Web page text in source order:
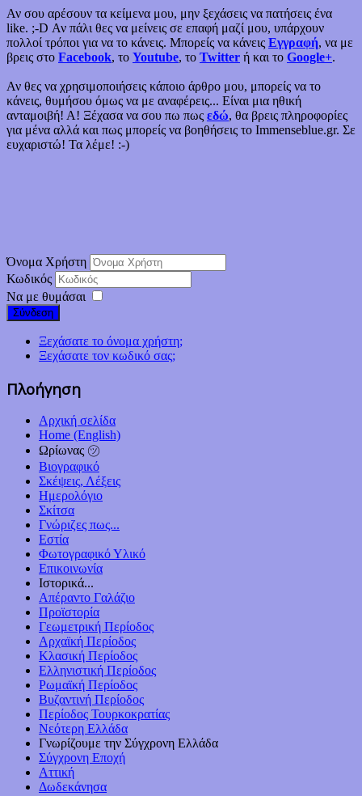
Αν σου αρέσουν τα κείμενα μου, μην ξεχάσεις να πατήσεις ένα
like. ;-D Αν πάλι θες να μείνεις σε επαφή μαζί μου, υπάρχουν
πολλοί τρόποι για να το κάνεις. Μπορείς να κάνεις Εγγραφή, να με
βρεις στο Facebook, το Youtube, το Twitter ή και το Google+.
Αν θες να χρησιμοποιήσεις κάποιο άρθρο μου, μπορείς να το
κάνεις, θυμήσου όμως να με αναφέρεις... Είναι μια ηθική
ανταμοιβή! Α! Ξέχασα να σου πω πως εδώ, θα βρεις πληροφορίες
για μένα αλλά και πως μπορείς να βοηθήσεις το Immenseblue.gr. Σε
ευχαριστώ! Τα λέμε! :-)
Όνομα Χρήστη
Κωδικός
Να με θυμάσαι
Σύνδεση
Ξεχάσατε το όνομα χρήστη;
Ξεχάσατε τον κωδικό σας;
Πλοήγηση
Αρχική σελίδα
Home (English)
Ωρίωνας ㋡
Βιογραφικό
Σκέψεις, Λέξεις
Ημερολόγιο
Σκίτσα
Γνώριζες πως...
Εστία
Φωτογραφικό Υλικό
Επικοινωνία
Ιστορικά...
Απέραντο Γαλάζιο
Προϊστορία
Γεωμετρική Περίοδος
Αρχαϊκή Περίοδος
Κλασική Περίοδος
Ελληνιστική Περίοδος
Ρωμαϊκή Περίοδος
Βυζαντινή Περίοδος
Περίοδος Τουρκοκρατίας
Νεότερη Ελλάδα
Γνωρίζουμε την Σύγχρονη Ελλάδα
Σύγχρονη Εποχή
Αττική
Δωδεκάνησα